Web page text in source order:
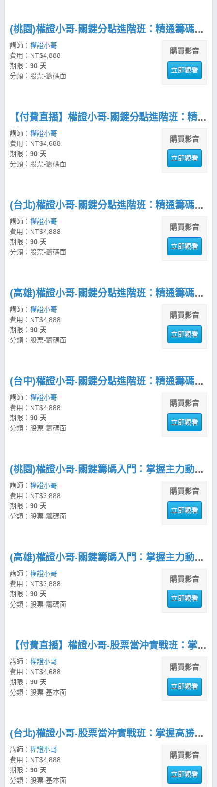
(桃園)權證小哥-關鍵分點進階班：精通籌碼分析與市場波段操作
講師： 權證小哥
費用：NT$4,888
期限： 90 天
分類：股票-籌碼面
購買影音
立即觀看
【付費直播】權證小哥-關鍵分點進階班：精通籌碼分析與市場波段操作
講師： 權證小哥
費用：NT$4,688
期限： 90 天
分類：股票-籌碼面
購買影音
立即觀看
(台北)權證小哥-關鍵分點進階班：精通籌碼分析與市場波段操作
講師： 權證小哥
費用：NT$4,888
期限： 90 天
分類：股票-籌碼面
購買影音
立即觀看
(高雄)權證小哥-關鍵分點進階班：精通籌碼分析與市場波段操作
講師： 權證小哥
費用：NT$4,888
期限： 90 天
分類：股票-籌碼面
購買影音
立即觀看
(台中)權證小哥-關鍵分點進階班：精通籌碼分析與市場波段操作
講師： 權證小哥
費用：NT$4,888
期限： 90 天
分類：股票-籌碼面
購買影音
立即觀看
(桃園)權證小哥-關鍵籌碼入門：掌握主力動向的分析技巧
講師： 權證小哥
費用：NT$3,888
期限： 90 天
分類：股票-籌碼面
購買影音
立即觀看
(高雄)權證小哥-關鍵籌碼入門：掌握主力動向的分析技巧
講師： 權證小哥
費用：NT$3,888
期限： 90 天
分類：股票-籌碼面
購買影音
立即觀看
【付費直播】權證小哥-股票當沖實戰班：掌握高勝率交易策略
講師： 權證小哥
費用：NT$4,688
期限： 90 天
分類：股票-基本面
購買影音
立即觀看
(台北)權證小哥-股票當沖實戰班：掌握高勝率交易策略
講師： 權證小哥
費用：NT$4,888
期限： 90 天
分類：股票-基本面
購買影音
立即觀看